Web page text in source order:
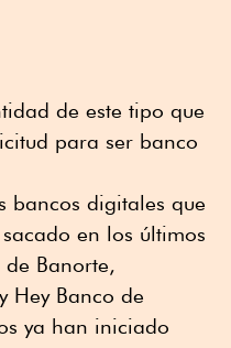
de este tipo que
para ser banco
bancos digitales que
en los últimos
Banorte,
Hey Banco de
ya han iniciado